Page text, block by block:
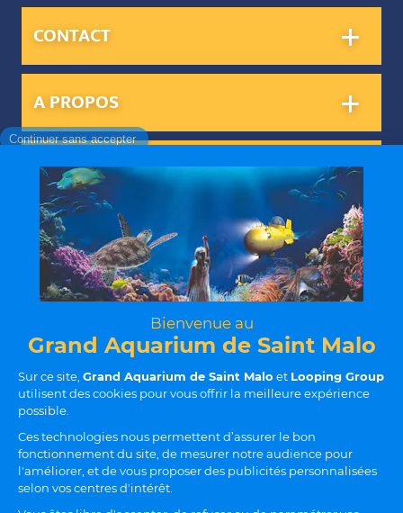
CONTACT
A PROPOS
INFORMATIONS PRATIQUES
NOS SERVICES
Protection des données Politique RSE
Modifier les cookies
Le Grand Aquarium de St. Malo est partenaire de Cobac Parc